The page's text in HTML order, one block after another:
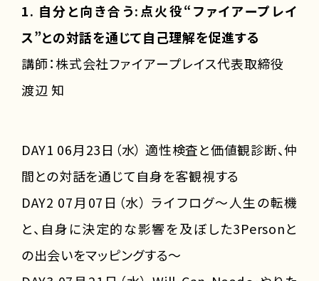
1. 自分と向き合う:点火役“ファイアープレイ
ス”との対話を通じて自己理解を促進する
講師：株式会社ファイアープレイス代表取締役
渡辺 知
DAY1 06月23日（水） 適性検査と価値観診断、仲
間との対話を通じて自身を客観視する
DAY2 07月07日（水） ライフログ～人生の転機
と、自身に決定的な影響を及ぼした3Personと
の出会いをマッピングする～